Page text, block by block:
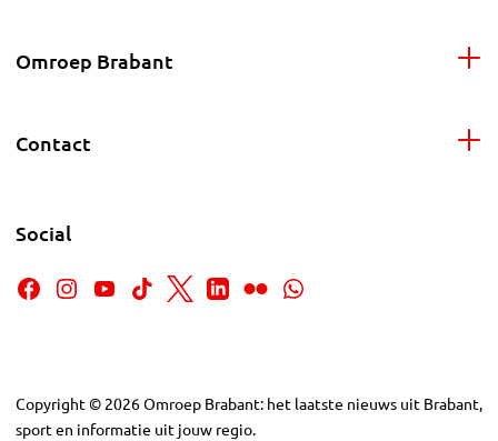
Omroep Brabant
Contact
Social
Copyright © 2026Omroep Brabant: het laatste nieuws uit Brabant,
sport en informatie uit jouw regio.